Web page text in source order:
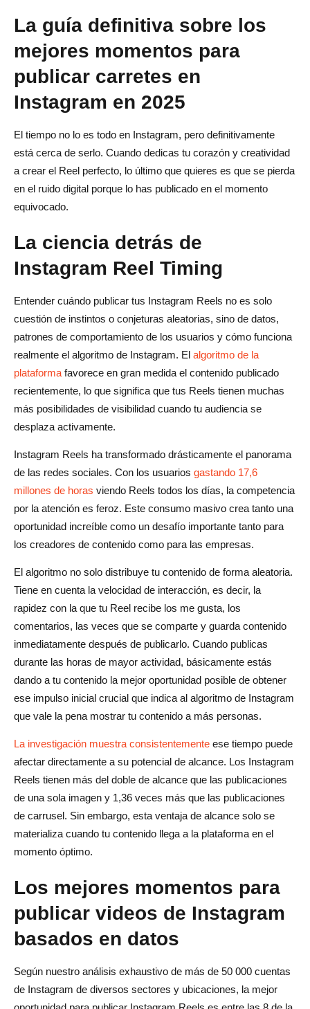
Instagram
Las mejores herramientas para crear carretes de
Instagram
Conclusión
publicar carretes en Instagram
¿Con qué frecuencia debo publicar Instagram Reels para
lograr una interacción óptima?
las publicaciones de vídeo normales en términos de
diferentes horas óptimas?
¿Cuánto tiempo debo esperar para ver los resultados de
la publicación en el momento óptimo?
La guía definitiva sobre los
mejores momentos para
publicar carretes en
Instagram en 2025
El tiempo no lo es todo en Instagram, pero definitivamente
está cerca de serlo. Cuando dedicas tu corazón y creatividad
a crear el Reel perfecto, lo último que quieres es que se pierda
en el ruido digital porque lo has publicado en el momento
equivocado.
La ciencia detrás de
Instagram Reel Timing
Entender cuándo publicar tus Instagram Reels no es solo
cuestión de instintos o conjeturas aleatorias, sino de datos,
patrones de comportamiento de los usuarios y cómo funciona
realmente el algoritmo de Instagram. El algoritmo de la
plataforma favorece en gran medida el contenido publicado
recientemente, lo que significa que tus Reels tienen muchas
más posibilidades de visibilidad cuando tu audiencia se
desplaza activamente.
Instagram Reels ha transformado drásticamente el panorama
de las redes sociales. Con los usuarios gastando 17,6
millones de horas viendo Reels todos los días, la competencia
por la atención es feroz. Este consumo masivo crea tanto una
oportunidad increíble como un desafío importante tanto para
los creadores de contenido como para las empresas.
El algoritmo no solo distribuye tu contenido de forma aleatoria.
Tiene en cuenta la velocidad de interacción, es decir, la
rapidez con la que tu Reel recibe los me gusta, los
comentarios, las veces que se comparte y guarda contenido
inmediatamente después de publicarlo. Cuando publicas
durante las horas de mayor actividad, básicamente estás
dando a tu contenido la mejor oportunidad posible de obtener
ese impulso inicial crucial que indica al algoritmo de Instagram
que vale la pena mostrar tu contenido a más personas.
La investigación muestra consistentemente ese tiempo puede
afectar directamente a su potencial de alcance. Los Instagram
Reels tienen más del doble de alcance que las publicaciones
de una sola imagen y 1,36 veces más que las publicaciones
de carrusel. Sin embargo, esta ventaja de alcance solo se
materializa cuando tu contenido llega a la plataforma en el
momento óptimo.
Los mejores momentos para
publicar videos de Instagram
basados en datos
Según nuestro análisis exhaustivo de más de 50 000 cuentas
de Instagram de diversos sectores y ubicaciones, la mejor